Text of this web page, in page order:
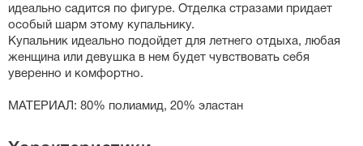
идеально садится по фигуре. Отделка стразами придает
особый шарм этому купальнику.
Купальник идеально подойдет для летнего отдыха, любая
женщина или девушка в нем будет чувствовать себя
уверенно и комфортно.
МАТЕРИАЛ: 80% полиамид, 20% эластан